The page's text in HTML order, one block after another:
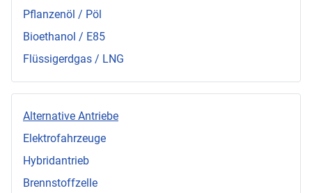
Pflanzenöl / Pöl
Bioethanol / E85
Flüssigerdgas / LNG
Alternative Antriebe
Elektrofahrzeuge
Hybridantrieb
Brennstoffzelle